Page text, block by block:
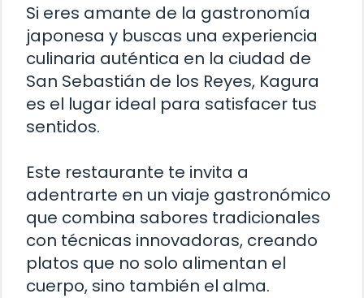
Si eres amante de la gastronomía
japonesa y buscas una experiencia
culinaria auténtica en la ciudad de
San Sebastián de los Reyes, Kagura
es el lugar ideal para satisfacer tus
sentidos.
Este restaurante te invita a
adentrarte en un viaje gastronómico
que combina sabores tradicionales
con técnicas innovadoras, creando
platos que no solo alimentan el
cuerpo, sino también el alma.